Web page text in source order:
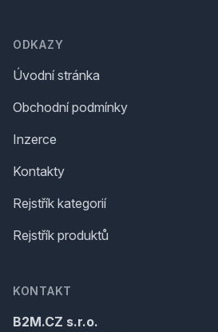
ODKAZY
Úvodní stránka
Obchodní podmínky
Inzerce
Kontakty
Rejstřík kategorií
Rejstřík produktů
KONTAKT
B2M.CZ s.r.o.